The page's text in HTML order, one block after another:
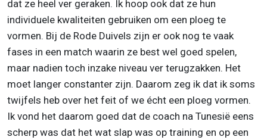
dat ze heel ver geraken. Ik hoop ook dat ze hun
individuele kwaliteiten gebruiken om een ploeg te
vormen. Bij de Rode Duivels zijn er ook nog te vaak
fases in een match waarin ze best wel goed spelen,
maar nadien toch inzake niveau ver terugzakken. Het
moet langer constanter zijn. Daarom zeg ik dat ik soms
twijfels heb over het feit of we écht een ploeg vormen.
Ik vond het daarom goed dat de coach na Tunesië eens
scherp was dat het wat slap was op training en op een